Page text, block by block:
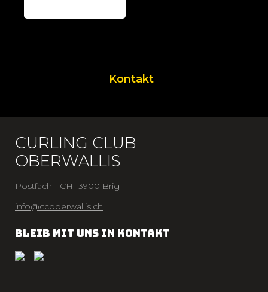
Kontakt
CURLING CLUB
OBERWALLIS
Postfach | CH- 3900 Brig
info@ccoberwallis.ch
BLEIB MIT UNS IN KONTAKT